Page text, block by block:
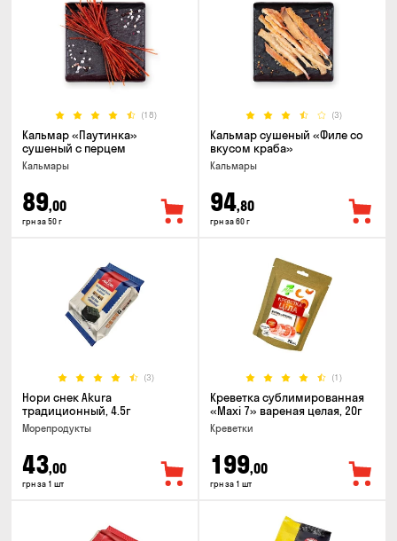
(18)
Кальмар «Паутинка»
сушеный с перцем
Кальмары
89,00
грн за 50 г
(3)
Кальмар сушеный «Филе со
вкусом краба»
Кальмары
94,80
грн за 60 г
(3)
Нори снек Akura
традиционный, 4.5г
Морепродукты
43,00
грн за 1 шт
(1)
Креветка сублимированная
«Maxi 7» вареная целая, 20г
Креветки
199,00
грн за 1 шт